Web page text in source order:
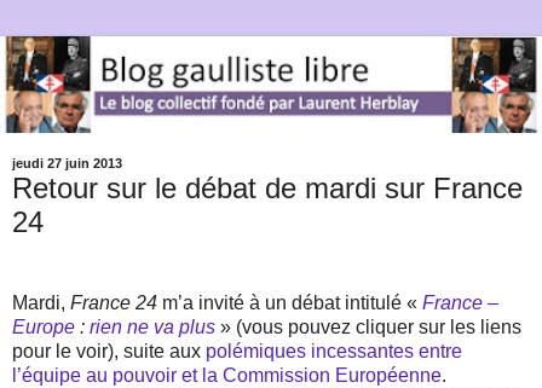
jeudi 27 juin 2013
Retour sur le débat de mardi sur France
24
Mardi, France 24 m’a invité à un débat intitulé « France –
Europe : rien ne va plus » (vous pouvez cliquer sur les liens
pour le voir), suite aux polémiques incessantes entre
l’équipe au pouvoir et la Commission Européenne.